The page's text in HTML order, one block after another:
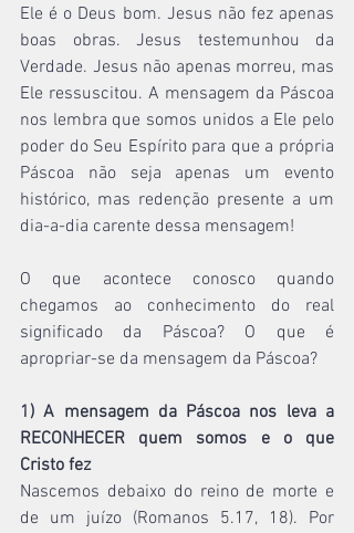
Ele é o Deus bom. Jesus não fez apenas
boas obras. Jesus testemunhou da
Verdade. Jesus não apenas morreu, mas
Ele ressuscitou. A mensagem da Páscoa
nos lembra que somos unidos a Ele pelo
poder do Seu Espírito para que a própria
Páscoa não seja apenas um evento
histórico, mas redenção presente a um
dia-a-dia carente dessa mensagem!
O que acontece conosco quando
chegamos ao conhecimento do real
significado da Páscoa? O que é
apropriar-se da mensagem da Páscoa?
1) A mensagem da Páscoa nos leva a
RECONHECER quem somos e o que
Cristo fez
Nascemos debaixo do reino de morte e
de um juízo (Romanos 5.17, 18). Por